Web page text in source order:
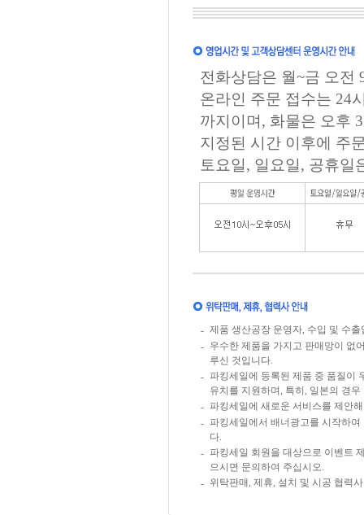
전화상담은 월~금 오전
온라인 주문 접수는 24
까지이며, 화물은 오후
지정된 시간 이후에 주
토요일, 일요일, 공휴일
- 제품 생산공장 운영자, 수입 및 수
- 우수한 제품을 가지고 판매망이 없
루신 것입니다.
- 파킹세일에 등록된 제품 중 품질이
유치를 지원하며, 특히, 일본의 경
- 파킹세일에 새로운 서비스를 제안
- 파킹세일에서 배너광고를 시작하
다.
- 파킹세일 회원을 대상으로 이벤트
으시면 문의하여 주십시오.
- 위탁판매, 제휴, 설치 및 시공 협력